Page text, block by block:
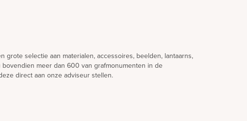
selectie aan materialen, accessoires, beelden, lantaarns,
meer dan 600 van grafmonumenten in de
direct aan onze adviseur stellen.
afspraak te maken. Zo hoeft u niet onnodig te wachten en
met natuurlijke materiaalsoorten werken die per schip
ontwerp. U ontvangt een prijsopgave een een digitaal